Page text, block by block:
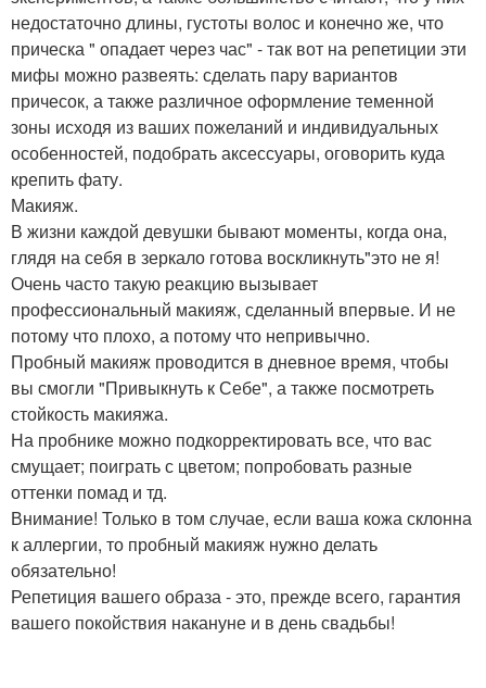
недостаточно длины, густоты волос и конечно же, что
прическа " опадает через час" - так вот на репетиции эти
мифы можно развеять: сделать пару вариантов
причесок, а также различное оформление теменной
зоны исходя из ваших пожеланий и индивидуальных
особенностей, подобрать аксессуары, оговорить куда
крепить фату.
Макияж.
В жизни каждой девушки бывают моменты, когда она,
глядя на себя в зеркало готова воскликнуть"это не я!
Очень часто такую реакцию вызывает
профессиональный макияж, сделанный впервые. И не
потому что плохо, а потому что непривычно.
Пробный макияж проводится в дневное время, чтобы
вы смогли "Привыкнуть к Себе", а также посмотреть
стойкость макияжа.
На пробнике можно подкорректировать все, что вас
смущает; поиграть с цветом; попробовать разные
оттенки помад и тд.
Внимание! Только в том случае, если ваша кожа склонна
к аллергии, то пробный макияж нужно делать
обязательно!
Репетиция вашего образа - это, прежде всего, гарантия
вашего покойствия накануне и в день свадьбы!